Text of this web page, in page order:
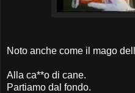
Noto anche come il mago
Alla ca**o di cane.
Partiamo dal fondo.